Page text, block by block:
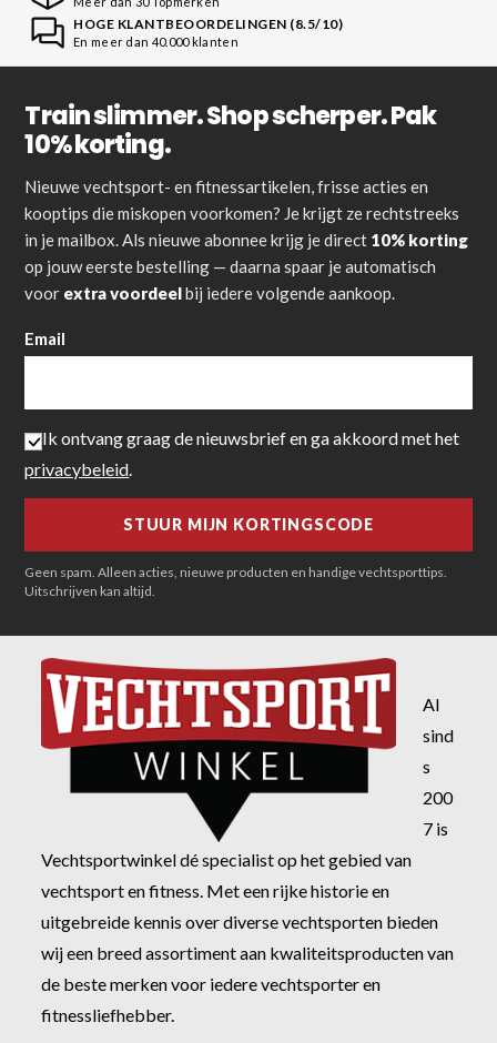
HOGE KLANTBEOORDELINGEN (8.5/10)
En meer dan 40.000 klanten
Train slimmer. Shop scherper. Pak
10% korting.
Nieuwe vechtsport- en fitnessartikelen, frisse acties en
kooptips die miskopen voorkomen? Je krijgt ze rechtstreeks
in je mailbox. Als nieuwe abonnee krijg je direct 10% korting
op jouw eerste bestelling — daarna spaar je automatisch
voor extra voordeelbij iedere volgende aankoop.
Email
Ik ontvang graag de nieuwsbrief en ga akkoord met het
privacybeleid
Geen spam. Alleen acties, nieuwe producten en handige vechtsporttips.
Uitschrijven kan altijd.
Al
sind
s
200
7 is
Vechtsportwinkel dé specialist op het gebied van
vechtsport en fitness. Met een rijke historie en
uitgebreide kennis over diverse vechtsporten bieden
wij een breed assortiment aan kwaliteitsproducten van
de beste merken voor iedere vechtsporter en
fitnessliefhebber.